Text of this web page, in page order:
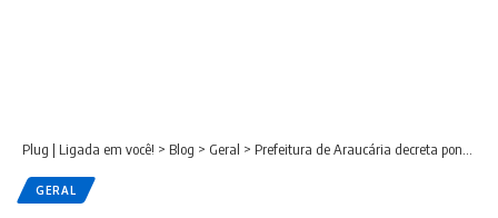
Plug | Ligada em você! > Blog > Geral > Prefeitura de Araucária decreta ponto facultativo de 26 a 29/12; serviços essenciais continuam normalmente
GERAL